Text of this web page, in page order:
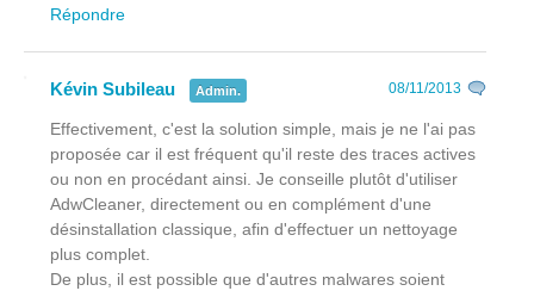
Répondre
Kévin Subileau Admin. 08/11/2013
Effectivement, c'est la solution simple, mais je ne l'ai pas
proposée car il est fréquent qu'il reste des traces actives
ou non en procédant ainsi. Je conseille plutôt d'utiliser
AdwCleaner, directement ou en complément d'une
désinstallation classique, afin d'effectuer un nettoyage
plus complet.
De plus, il est possible que d'autres malwares soient